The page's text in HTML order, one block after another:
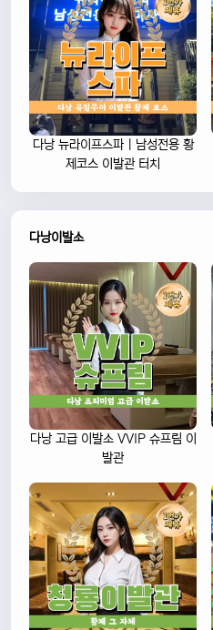
다낭 뉴라이프스파 | 남성전용 황
제코스 이발관 터치
다낭이발소
다낭 고급 이발소 VVIP 슈프림 이
발관